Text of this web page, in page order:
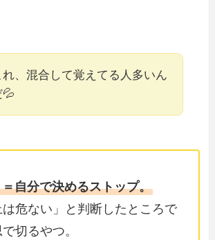
れ、混合して覚えてる人多いん
💦
自分で決めるストップ。
は危ない」と判断したところで
切るやつ。